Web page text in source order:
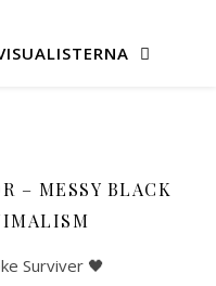
– MESSY BLACK
Surviver 🖤